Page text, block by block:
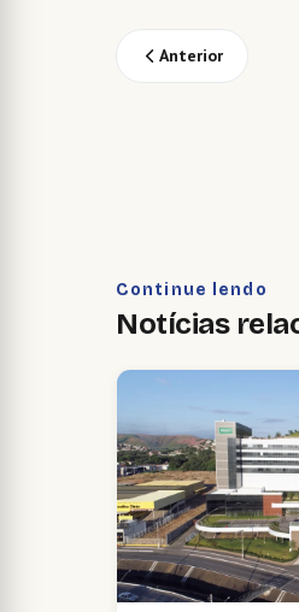
Anterior
Continue lendo
Notícias